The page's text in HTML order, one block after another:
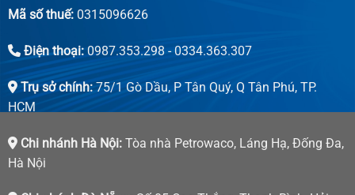
Mã số thuế:0315096626
Điện thoại:0987.353.298 - 0334.363.307
Trụ sở chính:75/1 Gò Dầu, P Tân Quý, Q Tân Phú, TP.
HCM
Chi nhánh Hà Nội:Tòa nhà Petrowaco, Láng Hạ, Đống Đa,
Hà Nội